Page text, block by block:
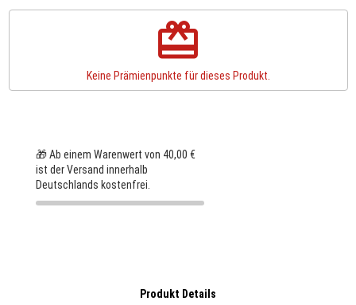
redeem
Keine Prämienpunkte für dieses Produkt.
🎁 Ab einem Warenwert von 40,00 €
ist der Versand innerhalb
Deutschlands kostenfrei.
Produkt Details